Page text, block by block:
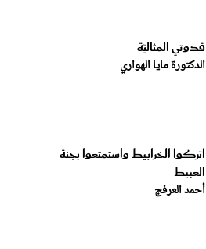
قدوتي المثاليّة
الدكتورة مايا الهواري
اتركوا الخرابيط واستمتعوا بجنة
العبيط
أحمد العرفج